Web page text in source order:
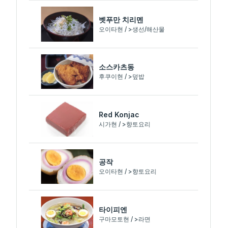
벳푸만 치리멘
오이타현 / >생선/해산물
소스카츠동
후쿠이현 / >덮밥
Red Konjac
시가현 / >향토요리
공작
오이타현 / >향토요리
타이피엔
구마모토현 / >라면